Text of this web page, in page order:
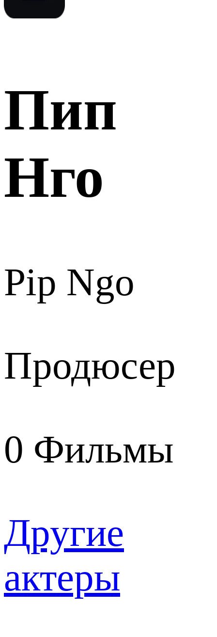
Пип
Нго
Pip Ngo
Продюсер
0 Фильмы
Другие
актеры